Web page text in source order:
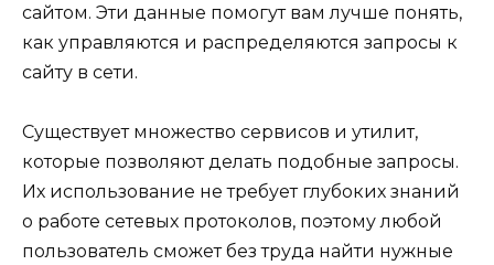
сайтом. Эти данные помогут вам лучше понять,
как управляются и распределяются запросы к
сайту в сети.
Существует множество сервисов и утилит,
которые позволяют делать подобные запросы.
Их использование не требует глубоких знаний
о работе сетевых протоколов, поэтому любой
пользователь сможет без труда найти нужные